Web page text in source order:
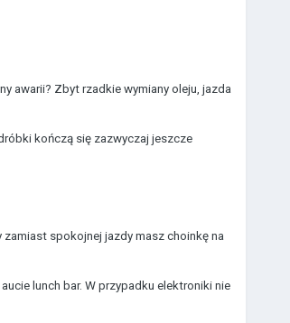
awarii? Zbyt rzadkie wymiany oleju, jazda
kończą się zazwyczaj jeszcze
spokojnej jazdy masz choinkę na
lunch bar. W przypadku elektroniki nie